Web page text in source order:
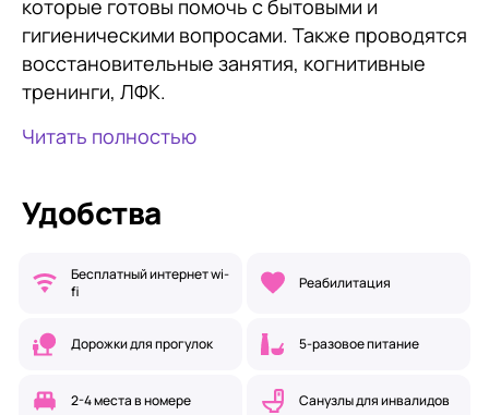
которые готовы помочь с бытовыми и
гигиеническими вопросами. Также проводятся
восстановительные занятия, когнитивные
тренинги, ЛФК.
Читать полностью
Удобства
Бесплатный интернет wi-
fi
Реабилитация
Дорожки для прогулок 5-разовое питание
2-4 места в номере Санузлы для инвалидов